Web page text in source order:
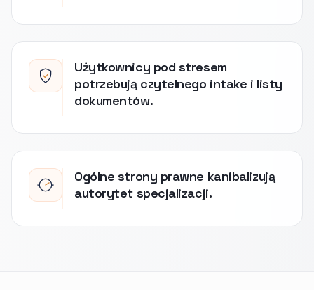
Użytkownicy pod stresem
potrzebują czytelnego intake i listy
dokumentów.
Ogólne strony prawne kanibalizują
autorytet specjalizacji.